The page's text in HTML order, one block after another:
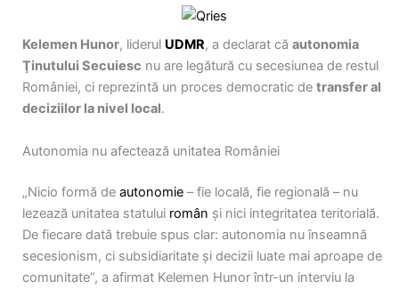
Kelemen Hunor, liderul UDMR, a declarat că autonomia
Ţinutului Secuiesc nu are legătură cu secesiunea de restul
României, ci reprezintă un proces democratic de transfer al
deciziilor la nivel local.
Autonomia nu afectează unitatea României
„Nicio formă de autonomie – fie locală, fie regională – nu
lezează unitatea statului român și nici integritatea teritorială.
De fiecare dată trebuie spus clar: autonomia nu înseamnă
secesionism, ci subsidiaritate și decizii luate mai aproape de
comunitate”, a afirmat Kelemen Hunor într-un interviu la